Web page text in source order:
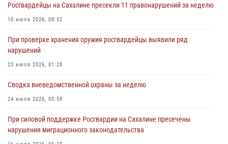
методические сборы с сотрудниками контрольно-технических
пунктов
Росгвардейцы на Сахалине пресекли 11 правонарушений за неделю
10 июля 2026, 08:52
При проверке хранения оружия росгвардейцы выявили ряд
нарушений
23 июля 2026, 01:28
Сводка вневедомственной охраны за неделю
24 июля 2026, 05:58
При силовой поддержке Росгвардии на Сахалине пресечены
нарушения миграционного законодательства